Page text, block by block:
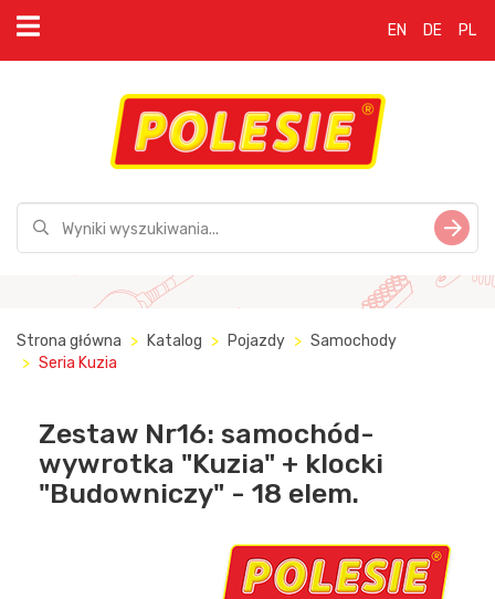
EN DE PL
Strona główna Katalog Pojazdy
Samochody
Seria Kuzia
Zestaw Nr16: samochód-
wywrotka "Kuzia" + klocki
"Budowniczy" - 18 elem.